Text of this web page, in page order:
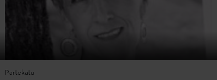
Partekatu